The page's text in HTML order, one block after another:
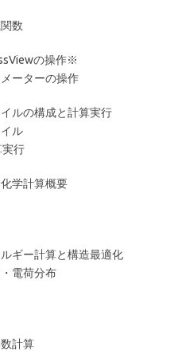
数
の操作※
ーターの操作
ルの構成と計算実行
ル
行
学計算概要
ギー計算と構造最適化
電荷分布
計算